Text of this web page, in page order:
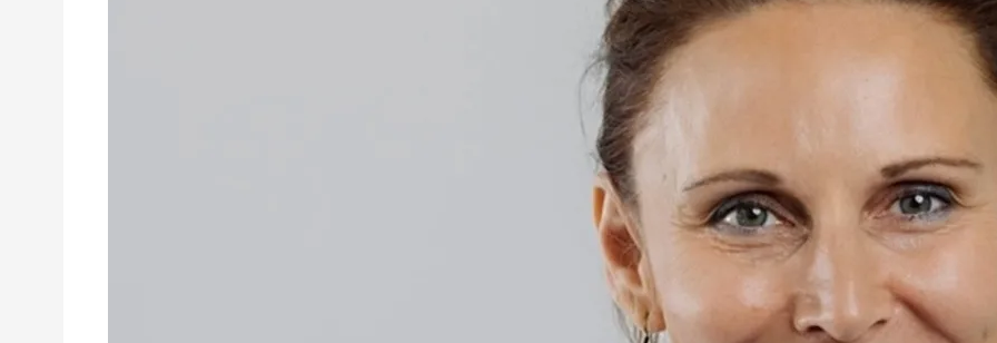
Funktion
Chefärztin der Klinik
Weitere
Fachärztin für